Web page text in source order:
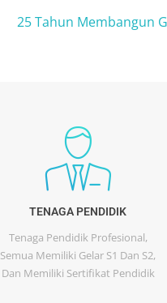
25 Tahun Membangun
TENAGA PENDIDIK
Tenaga Pendidik Profesional,
Semua Memiliki Gelar S1 Dan S2,
Dan Memiliki Sertifikat Pendidik